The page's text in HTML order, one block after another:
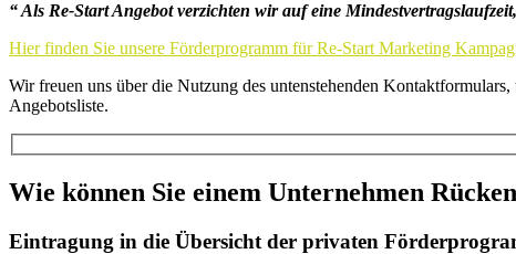
“ Als Re-Start Angebot verzichten wir auf eine
Hier finden Sie unsere Förderprogramm für Re-Start Marketing
Wir freuen uns über die Nutzung des untenstehenden
Angebotsliste.
Wie können Sie einem Unternehmen
Eintragung in die Übersicht der privaten